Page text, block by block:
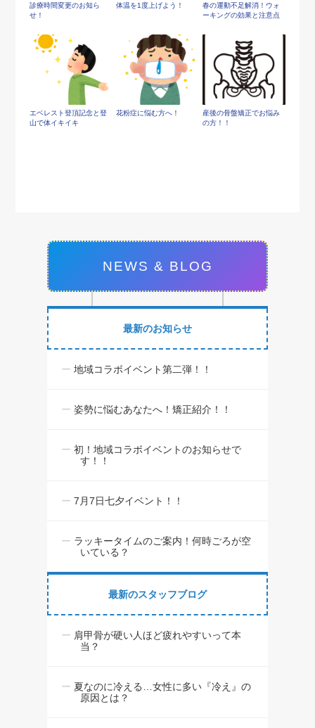
診療時間変更のお知ら
せ！
体温を1度上げよう！
春の運動不足解消！ウォ
ーキングの効果と注意点
エベレスト登頂記念と登
山で体イキイキ
花粉症に悩む方へ！
産後の骨盤矯正でお悩み
の方！！
NEWS & BLOG
最新のお知らせ
地域コラボイベント第二弾！！
姿勢に悩むあなたへ！矯正紹介！！
初！地域コラボイベントのお知らせで
す！！
7月7日七夕イベント！！
ラッキータイムのご案内！何時ごろが空
いている？
最新のスタッフブログ
肩甲骨が硬い人ほど疲れやすいって本
当？
夏なのに冷える…女性に多い『冷え』の
原因とは？